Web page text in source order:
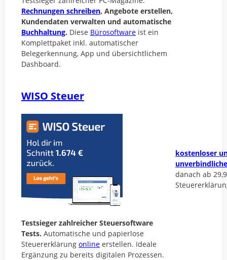
Rechnungen schreiben, Angebote erstellen,
Kundendaten verwalten und automatische
Buchhaltung. Diese Bürosoftware ist ein
Komplettpaket inkl. automatischer
Belegerkennung, App und übersichtlichem
Dashboard.
WISO Steuer
Testsieger zahlreicher Steuersoftware
Tests. Automatische und papierlose
Steuererklärung online erstellen. Ideale
Ergänzung zu bereits digitalen Prozessen.
kostenloser
danach ab